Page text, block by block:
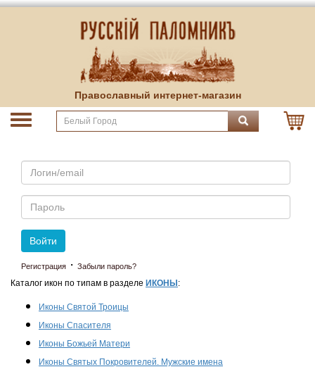
Православный интернет-магазин
Email
Пароль
Войти
Регистрация · Забыли пароль?
Каталог икон по типам в разделе ИКОНЫ :
Иконы Святой Троицы
Иконы Спасителя
Иконы Божьей Матери
Иконы Святых Покровителей. Мужские имена